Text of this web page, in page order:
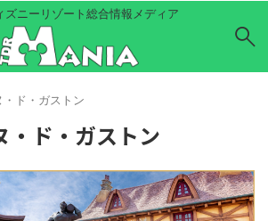
ズニーリゾート総合情報メディア
ド・ガストン
・ド・ガストン